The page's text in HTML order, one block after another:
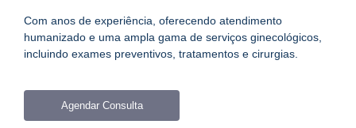
Com anos de experiência, oferecendo atendimento
humanizado e uma ampla gama de serviços ginecológicos,
incluindo exames preventivos, tratamentos e cirurgias.
Agendar Consulta